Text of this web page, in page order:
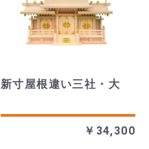
新寸屋根違い三社・大
￥34,300